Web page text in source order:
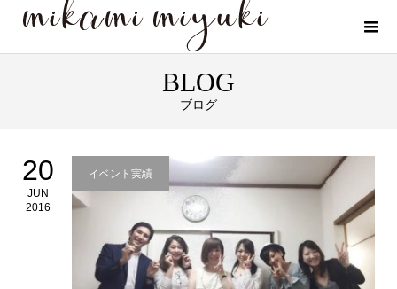
BLOG
ブログ
20
JUN
2016
イベント実績